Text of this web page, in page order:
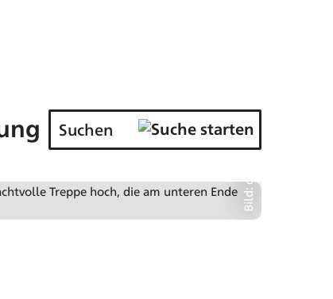
Bild: die LÜBECKER MUSEEN; Foto Michael Haydn